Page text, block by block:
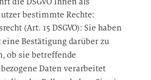
bestimmte Rechte:
(Art. 15 DSGVO): Sie haben
eine Bestätigung darüber zu
ob sie betreffende
Daten verarbeitet